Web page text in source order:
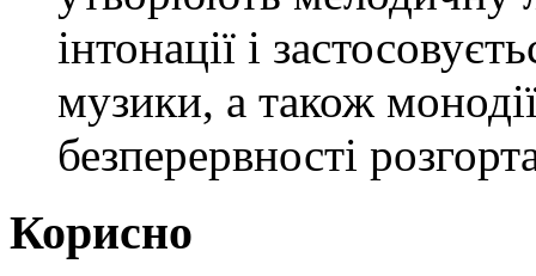
інтонації і
музики, а також
безперервності
Корисно